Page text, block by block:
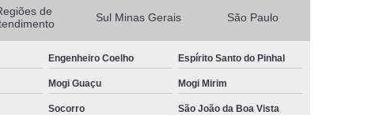
de
Sul Minas Gerais São Paulo
Engenheiro Coelho Espírito Santo do Pinhal
Mogi Guaçu Mogi Mirim
Socorro São João da Boa Vista